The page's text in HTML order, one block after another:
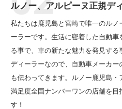
ルノー、アルピーヌ正規デ
私たちは鹿児島と宮崎で唯一のルノ
ーラーです。生活に密着した自動
る事で、車の新たな魅力を発見する
ディーラーなので、自動車メーカ
も伝わってきます。ルノー鹿児島
満足度全国ナンバーワンの店舗を目
す！